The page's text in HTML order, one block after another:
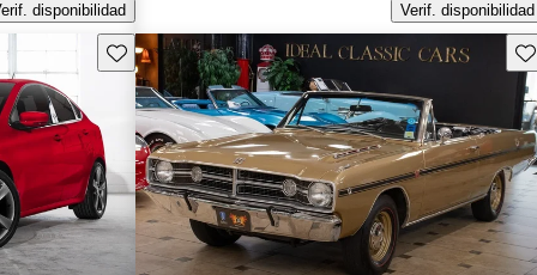
disponibilidad
Verif. disponibilidad
Guarda este Aviso